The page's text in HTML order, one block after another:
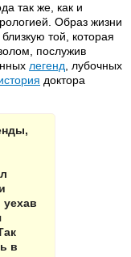
так же, как и
Образ жизни
той, которая
послужив
легенд , лубочных
доктора
уехав
в